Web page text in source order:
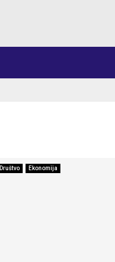
Društvo Ekonomija